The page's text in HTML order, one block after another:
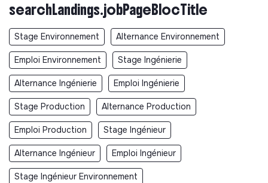
searchLandings.jobPageBlocTitle
Stage Environnement Alternance Environnement
Emploi Environnement Stage Ingénierie
Alternance Ingénierie Emploi Ingénierie
Stage Production Alternance Production
Emploi Production Stage Ingénieur
Alternance Ingénieur Emploi Ingénieur
Stage Ingénieur Environnement